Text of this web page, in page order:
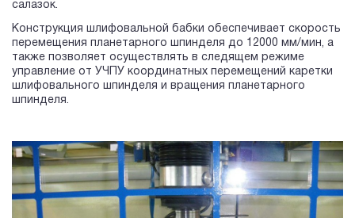
салазок.
Конструкция шлифовальной бабки обеспечивает скорость
перемещения планетарного шпинделя до 12000 мм/мин, а
также позволяет осуществлять в следящем режиме
управление от УЧПУ координатных перемещений каретки
шлифовального шпинделя и вращения планетарного
шпинделя.